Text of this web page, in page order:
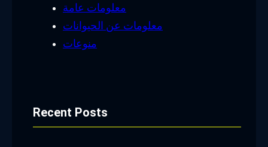
معلومات عامة
معلومات عن الحيوانات
منوعات
Recent Posts